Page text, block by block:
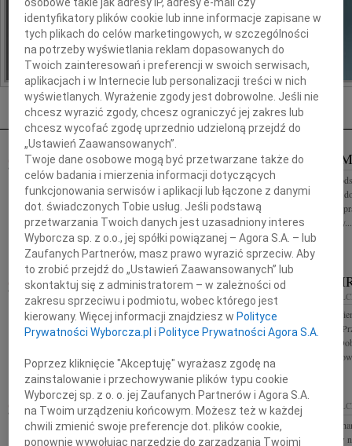
wspomnienia. Dziel się nim z rodziną i
przyjaciółmi.
*ogłoszenie
Nekrologi Kielce
ROMAN GULA 19.03.2021KIELCE
Z głębokim smutkiem przyjęliśmy wiadomość o
śmierci Romana Guli Wyrazy głębokiego żalu i
współczucia Rodzinie i Bliskim składają Zarząd i
pracownicy Synektik SA i...
MARCIN
W wieku 56 lat
tłumacz, żeglarz,
przed laty razem
składamy wyrazy...
ANDRZEJ JAN NOWAK 12.03.2021
KIELCE
Z rozdartym sercem zawiadamiamy, iż dnia 10 marca
2021 roku odszedł do wieczności, przeżywszy 67 lat,
człowiek o wielkim sercu, wspaniały, kochający,
uczynny Andrzej Jan Nowak...
Z wielkim
śmierci naszego
Rutczyńskiego
technologa,
PIOTR MAJEWSKI WIEK: -113
12.03.2021 KIELCE
Bystry, małomówny, dowcipny - takim Go
05.03.2021
"Ci, których
zostawili ślady w
identyfikatory plików cookie lub inne informacje zapisane w
tych plikach do celów marketingowych, w szczególności
na potrzeby wyświetlania reklam dopasowanych do
Twoich zainteresowań i preferencji w swoich serwisach,
aplikacjach i w Internecie lub personalizacji treści w nich
wyświetlanych. Wyrażenie zgody jest dobrowolne. Jeśli nie
chcesz wyrazić zgody, chcesz ograniczyć jej zakres lub
chcesz wycofać zgodę uprzednio udzieloną przejdź do
„Ustawień Zaawansowanych”.
Twoje dane osobowe mogą być przetwarzane także do
celów badania i mierzenia informacji dotyczących
funkcjonowania serwisów i aplikacji lub łączone z danymi
dot. świadczonych Tobie usług. Jeśli podstawą
przetwarzania Twoich danych jest uzasadniony interes
Wyborcza sp. z o.o., jej spółki powiązanej – Agora S.A. – lub
Zaufanych Partnerów, masz prawo wyrazić sprzeciw. Aby
to zrobić przejdź do „Ustawień Zaawansowanych” lub
skontaktuj się z administratorem – w zależności od
zakresu sprzeciwu i podmiotu, wobec którego jest
kierowany. Więcej informacji znajdziesz w Polityce
Prywatności Wyborcza.pl i Polityce Prywatności Agora S.A.
Poprzez kliknięcie "Akceptuję" wyrażasz zgodę na
zainstalowanie i przechowywanie plików typu cookie
Wyborczej sp. z o. o. jej Zaufanych Partnerów i Agora S.A.
na Twoim urządzeniu końcowym. Możesz też w każdej
chwili zmienić swoje preferencje dot. plików cookie,
ponownie wywołując narzędzie do zarządzania Twoimi